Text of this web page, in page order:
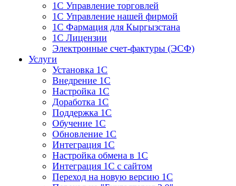
1С Управление торговлей
1С Управление нашей фирмой
1С Фармация для Кыргызстана
1С Лицензии
Электронные счет-фактуры (ЭСФ)
Услуги
Установка 1С
Внедрение 1С
Настройка 1С
Доработка 1С
Поддержка 1С
Обучение 1С
Обновление 1С
Интеграция 1С
Настройка обмена в 1С
Интеграция 1С с сайтом
Переход на новую версию 1С